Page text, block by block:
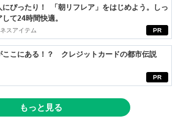
PR
にぴったり！ 「朝リフレア」をはじめよう。しっ
て24時間快適。
スアイテム
PR
ここにある！？ クレジットカードの都市伝説
もっと見る